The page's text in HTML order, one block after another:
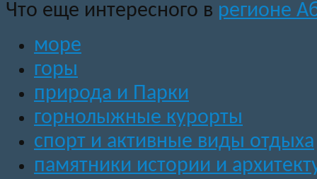
Что еще интересного в регионе
море
горы
природа и Парки
горнолыжные курорты
спорт и активные виды отдыха
памятники истории и